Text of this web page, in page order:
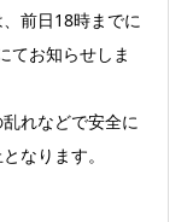
前日18時までに
てお知らせしま
れなどで安全に
なります。